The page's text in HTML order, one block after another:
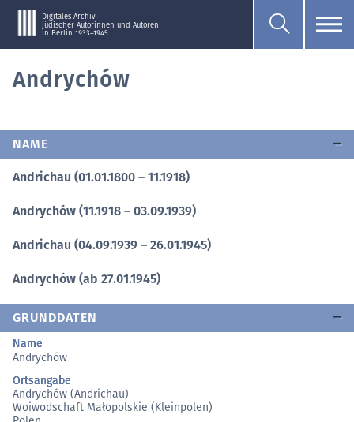
Digitales Archiv
jüdischer Autorinnen und Autoren
in Berlin 1933–1945
Andrychów
NAME
Andrichau (01.01.1800 – 11.1918)
Andrychów (11.1918 – 03.09.1939)
Andrichau (04.09.1939 – 26.01.1945)
Andrychów (ab 27.01.1945)
GRUNDDATEN
Name
Andrychów
Ortsangabe
Andrychów (Andrichau)
Woiwodschaft Małopolskie (Kleinpolen)